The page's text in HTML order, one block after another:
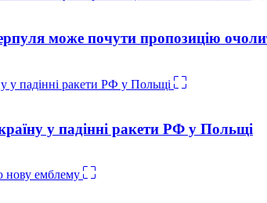
може почути пропозицію
у падінні ракети РФ у Польщі